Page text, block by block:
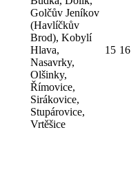
Golčův Jeníkov
(Havlíčkův
Brod), Kobylí
Hlava,
Nasavrky,
Olšinky,
Římovice,
Sirákovice,
Stupárovice,
Vrtěšice
15 16